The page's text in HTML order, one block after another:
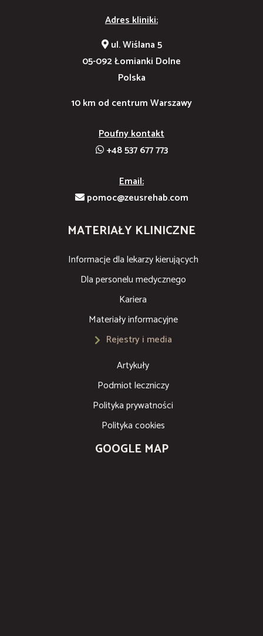
Adres kliniki:
ul. Wiślana 5
05-092 Łomianki Dolne
Polska
10 km od centrum Warszawy
Poufny kontakt
+48 537 677 773
Email:
pomoc@zeusrehab.com
MATERIAŁY KLINICZNE
Informacje dla lekarzy kierujących
Dla personelu medycznego
Kariera
Materiały informacyjne
Rejestry i media
Artykuły
Podmiot leczniczy
Polityka prywatności
Polityka cookies
GOOGLE MAP